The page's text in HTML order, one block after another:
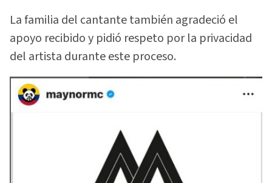
La familia del cantante también agradeció el
apoyo recibido y pidió respeto por la privacidad
del artista durante este proceso.